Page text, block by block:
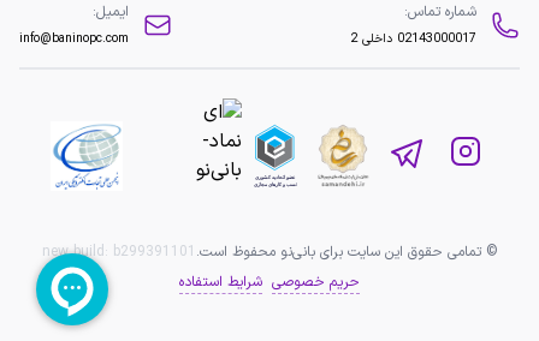
شماره تماس:
02143000017 داخلی 2
ایمیل:
info@baninopc.com
© تمامی حقوق این سایت برای بانی‌نو محفوظ است. new build: b299391101
حریم خصوصی شرایط استفاده